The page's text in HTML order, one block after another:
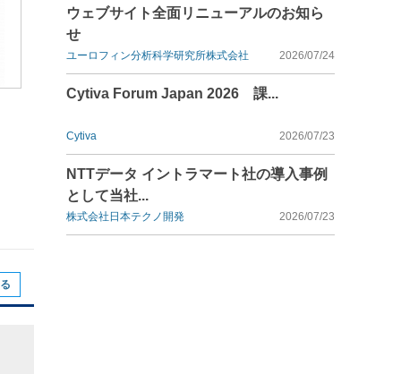
ウェブサイト全面リニューアルのお知ら
せ
ユーロフィン分析科学研究所株式会社 2026/07/24
Cytiva Forum Japan 2026 課...
Cytiva 2026/07/23
NTTデータ イントラマート社の導入事例
として当社...
株式会社日本テクノ開発 2026/07/23